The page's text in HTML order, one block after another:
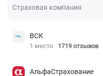
Страховая компания
ВСК
1 место 1719 отзывов
АльфаСтрахование